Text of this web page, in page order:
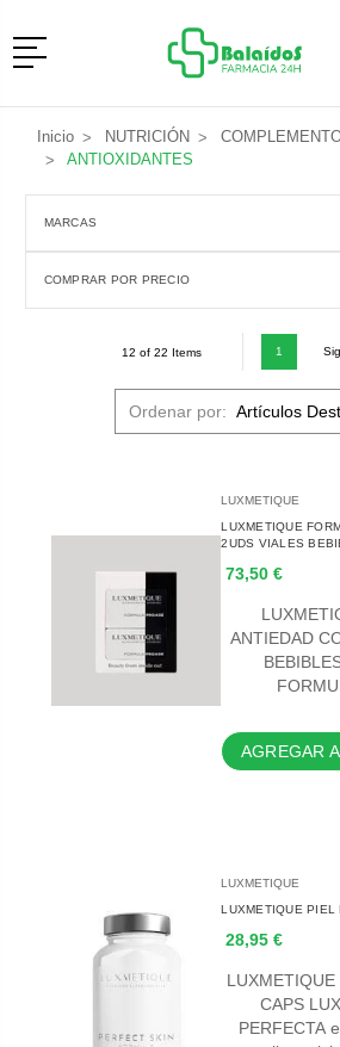
Menú
Inicio NUTRICIÓN
ANTIOXIDANTES
MARCAS
COMPRAR POR PRECIO
12 of 22 Items 1
Ordenar por:
LUXMETIQUE
LUXMETIQUE
2UDS VIALES
73,50 €
ANTIEDAD
BEBIBLES
AGREGAR
LUXMETIQUE
LUXMETIQUE PIEL
28,95 €
CAPS
PERFECTA